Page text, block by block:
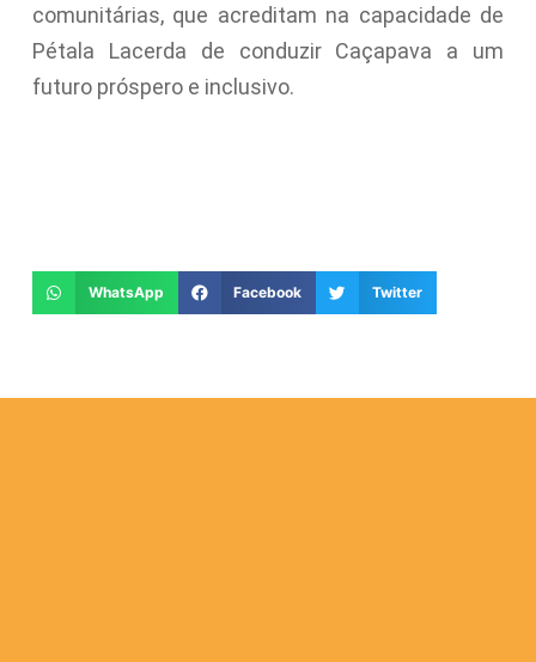
comunitárias, que acreditam na capacidade de
Pétala Lacerda de conduzir Caçapava a um
futuro próspero e inclusivo.
WhatsApp Facebook Twitter